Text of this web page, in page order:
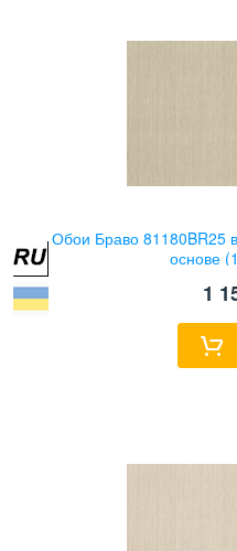
Обои Браво 81180BR25
основе
1